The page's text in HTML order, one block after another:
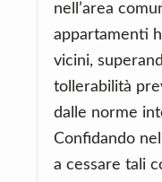
nell’area
appartamenti
vicini,
tollerabilità
dalle norme
Confidando
a cessare tali